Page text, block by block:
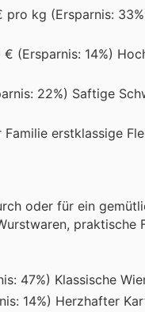
kg (Ersparnis:
(Ersparnis: 14%)
22%) Saftige
erstklassige
oder für ein
47%) Klassische
14%) Herzhafter